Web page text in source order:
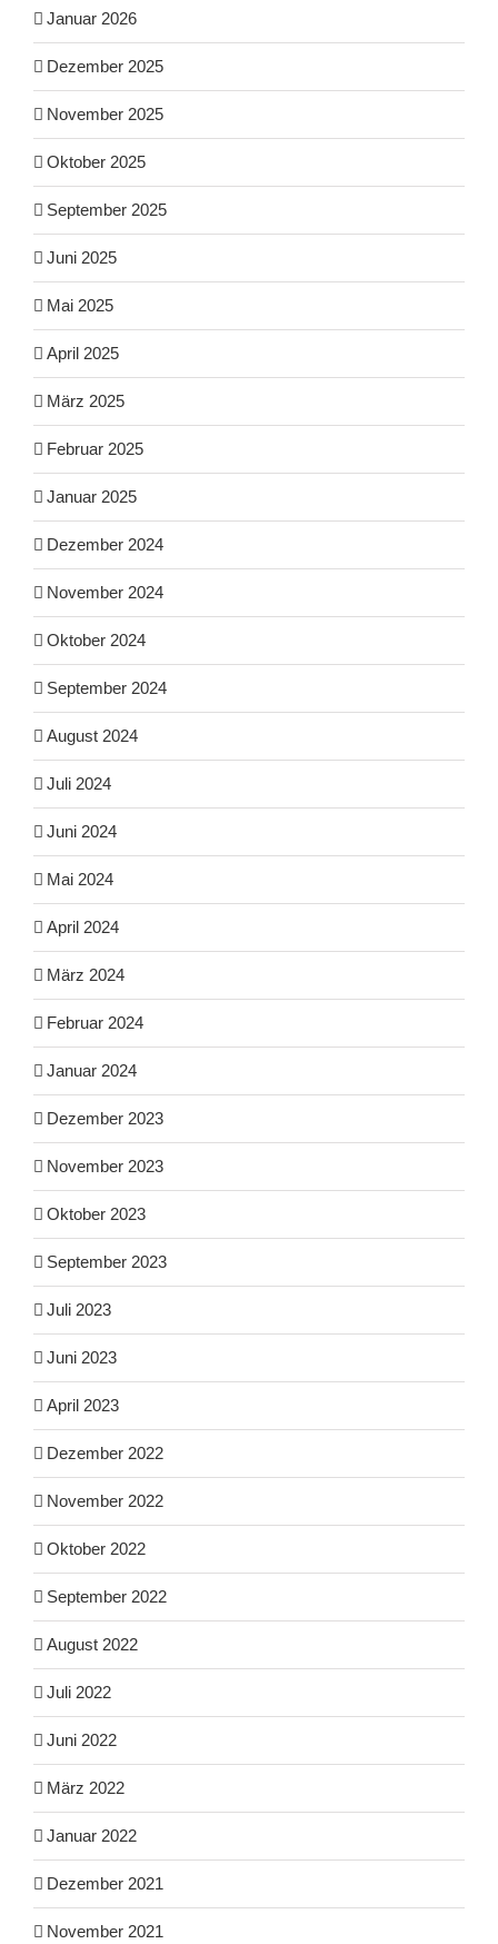
Januar 2026
Dezember 2025
November 2025
Oktober 2025
September 2025
Juni 2025
Mai 2025
April 2025
März 2025
Februar 2025
Januar 2025
Dezember 2024
November 2024
Oktober 2024
September 2024
August 2024
Juli 2024
Juni 2024
Mai 2024
April 2024
März 2024
Februar 2024
Januar 2024
Dezember 2023
November 2023
Oktober 2023
September 2023
Juli 2023
Juni 2023
April 2023
Dezember 2022
November 2022
Oktober 2022
September 2022
August 2022
Juli 2022
Juni 2022
März 2022
Januar 2022
Dezember 2021
November 2021